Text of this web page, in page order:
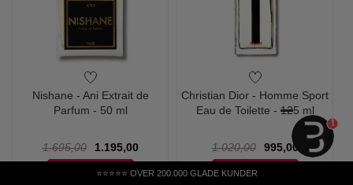
⭐⭐⭐⭐⭐ OVER 200.000 GLADE KUNDER
Nishane - Ani Extrait de
Parfum - 50 ml
1.695,00
1.195,00
LÆG I KURV
Christian Dior - Homme Sport
Eau de Toilette - 125 ml
1.020,00
995,00
LÆG I KURV
1